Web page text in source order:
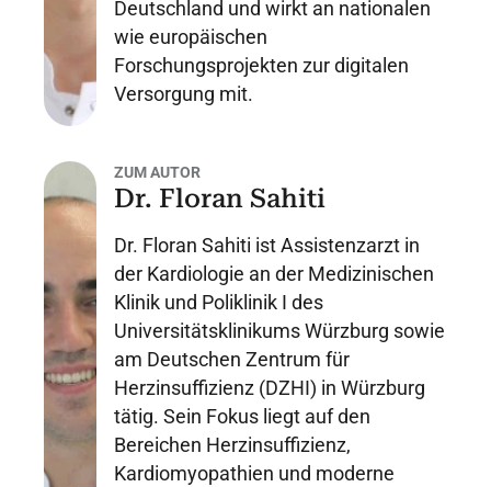
Deutschland und wirkt an nationalen
wie europäischen
Forschungsprojekten zur digitalen
Versorgung mit.
ZUM AUTOR
Dr. Floran Sahiti
Dr. Floran Sahiti ist Assistenzarzt in
der Kardiologie an der Medizinischen
Klinik und Poliklinik I des
Universitätsklinikums Würzburg sowie
am Deutschen Zentrum für
Herzinsuffizienz (DZHI) in Würzburg
tätig. Sein Fokus liegt auf den
Bereichen Herzinsuffizienz,
Kardiomyopathien und moderne